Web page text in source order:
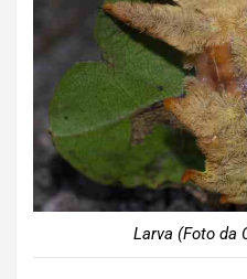
Larva (Foto da